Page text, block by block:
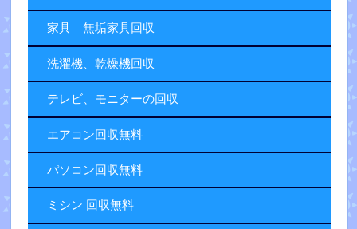
家具 無垢家具回収
洗濯機、乾燥機回収
テレビ、モニターの回収
エアコン回収無料
パソコン回収無料
ミシン 回収無料